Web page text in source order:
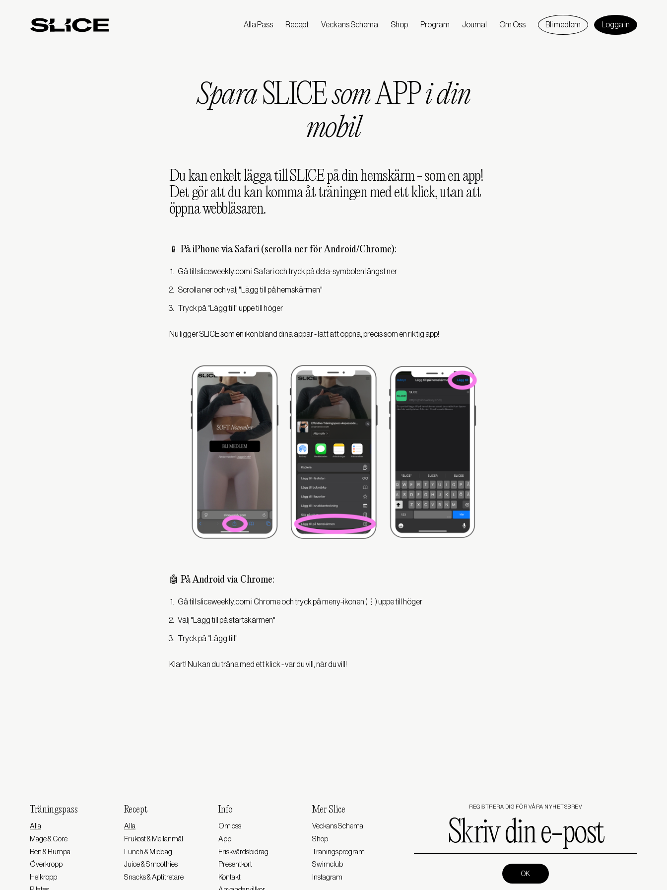
Slice
Alla Pass Recept Veckans Schema Shop Program Journal Om Oss Bli medlem Logga in
SparaSLICEsomAPPi din
mobil
Du kan enkelt lägga till SLICE på din hemskärm - som en app!
Det gör att du kan komma åt träningen med ett klick, utan att
öppna webbläsaren.
📱 På iPhone via Safari (scrolla ner för Android/Chrome):
Gå till sliceweekly.com i Safari och tryck på dela-symbolen längst ner
Scrolla ner och välj "Lägg till på hemskärmen"
Tryck på "Lägg till" uppe till höger
Nu ligger SLICE som en ikon bland dina appar - lätt att öppna, precis som en riktig app!
🤖 På Android via Chrome:
Gå till sliceweekly.com i Chrome och tryck på meny-ikonen (⋮) uppe till höger
Välj "Lägg till på startskärmen"
Tryck på "Lägg till"
Klart! Nu kan du träna med ett klick - var du vill, när du vill!
Träningspass
Alla
Mage & Core
Ben & Rumpa
Överkropp
Helkropp
Recept
Alla
Frukost & Mellanmål
Lunch & Middag
Juice & Smoothies
Snacks & Aptitretare
Info
Om oss
App
Friskvårdsbidrag
Presentkort
Kontakt
Mer Slice
Veckans Schema
Shop
Träningsprogram
Swimclub
Instagram
REGISTRERA DIG FÖR VÅRA NYHETSBREV
(Required)